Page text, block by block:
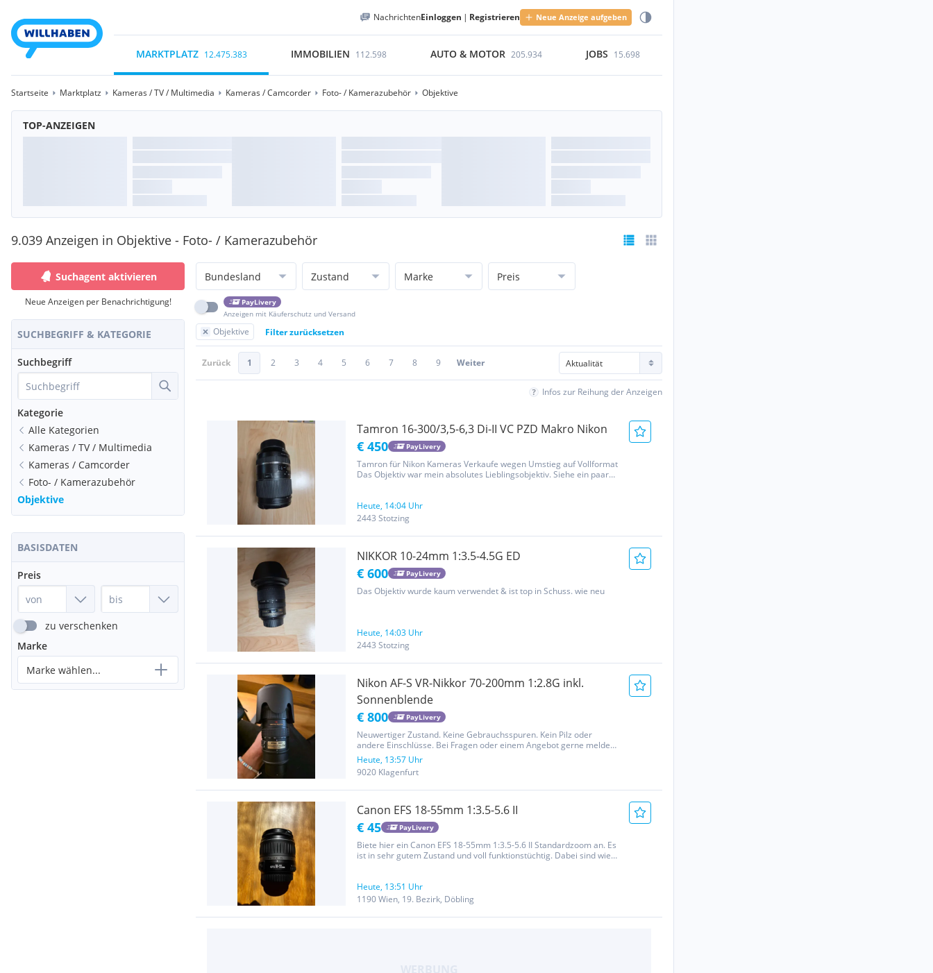
NachrichtenEinloggen | Registrieren Neue Anzeige aufgeben
MARKTPLATZ 12.475.383 IMMOBILIEN 112.598 AUTO & MOTOR 205.934 JOBS 15.698
Startseite Marktplatz Kameras / TV / Multimedia Kameras / Camcorder Foto- / Kamerazubehör Objektive
TOP-ANZEIGEN
9.039 Anzeigen in Objektive - Foto- / Kamerazubehör
Suchagent aktivieren
Neue Anzeigen per Benachrichtigung!
SUCHBEGRIFF & KATEGORIE
Suchbegriff
Kategorie
Alle Kategorien
Kameras / TV / Multimedia
Kameras / Camcorder
Foto- / Kamerazubehör
Objektive
BASISDATEN
Preis
zu verschenken
Marke
Marke wählen...
Bundesland Zustand Marke Preis
PayLivery
Anzeigen mit Käuferschutz und Versand
Objektive Filter zurücksetzen
Zurück 1 2 3 4 5 6 7 8 9 Weiter
Infos zur Reihung der Anzeigen
Tamron 16-300/3,5-6,3 Di-II VC PZD Makro Nikon
€ 450 PayLivery
Tamron für Nikon Kameras Verkaufe wegen Umstieg auf Vollformat
Das Objektiv war mein absolutes Lieblingsobjektiv. Siehe ein paar
Heute, 14:04 Uhr
2443 Stotzing
NIKKOR 10-24mm 1:3.5-4.5G ED
€ 600 PayLivery
Das Objektiv wurde kaum verwendet & ist top in Schuss. wie neu
Heute, 14:03 Uhr
2443 Stotzing
Nikon AF-S VR-Nikkor 70-200mm 1:2.8G inkl.
Sonnenblende
€ 800 PayLivery
Neuwertiger Zustand. Keine Gebrauchsspuren. Kein Pilz oder
andere Einschlüsse. Bei Fragen oder einem Angebot gerne melden.
Beachten Sie auch meine anderen Anzeigen, ich habe noch einige
weitere Objektive zu verkaufen.
Heute, 13:57 Uhr
9020 Klagenfurt
Canon EFS 18-55mm 1:3.5-5.6 II
€ 45 PayLivery
Biete hier ein Canon EFS 18-55mm 1:3.5-5.6 II Standardzoom an. Es
ist in sehr gutem Zustand und voll funktionstüchtig. Dabei sind wie
Heute, 13:51 Uhr
1190 Wien, 19. Bezirk, Döbling